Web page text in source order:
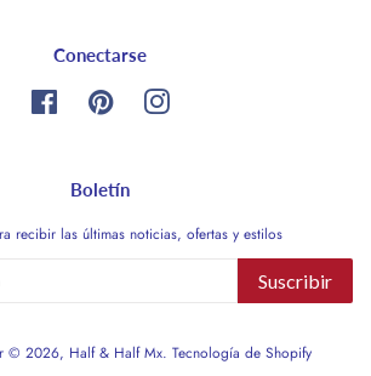
Conectarse
FacebookPinterestInstagram
Boletín
recibir las últimas noticias, ofertas y estilos
Suscribir
© 2026, Half & Half Mx. Tecnología de Shopify